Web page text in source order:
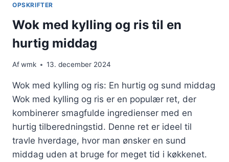
FYLDIG
MIDDAG
OPSKRIFTER
Wok med kylling og ris til en
hurtig middag
Afwmk 13. december 2024
Wok med kylling og ris: En hurtig og sund middag
Wok med kylling og ris er en populær ret, der
kombinerer smagfulde ingredienser med en
hurtig tilberedningstid. Denne ret er ideel til
travle hverdage, hvor man ønsker en sund
middag uden at bruge for meget tid i køkkenet.